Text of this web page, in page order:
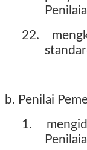
22.
b. Penilai
1.